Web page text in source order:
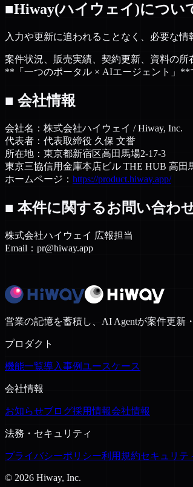
■Hiway(ハイウェイ)につい
入力や更新に追われることなく、必要な情
案件状況、販売実績、契約更新、資料の
**「一つのポータル × AIエージェント」**
■ 会社情報
会社名：株式会社ハイウェイ / Hiway, Inc.
代表者：代表取締役 久保 文誉
所在地：東京都新宿区高田馬場2-17-3
東京三協信用金庫本店ビル THE HUB 高田
ホームページ： https://product.hiway.app/
■ 本件に関するお問い合わ
株式会社ハイウェイ 広報担当
Email：pr@hiway.app
営業の記憶を蓄積し、AI Agentが案件更新
プロダクト
機能一覧導入事例ユースケース
会社情報
お知らせブログ採用情報会社情報
法務・セキュリティ
プライバシーポリシー利用規約セキュリテ
© 2026 Hiway, Inc.